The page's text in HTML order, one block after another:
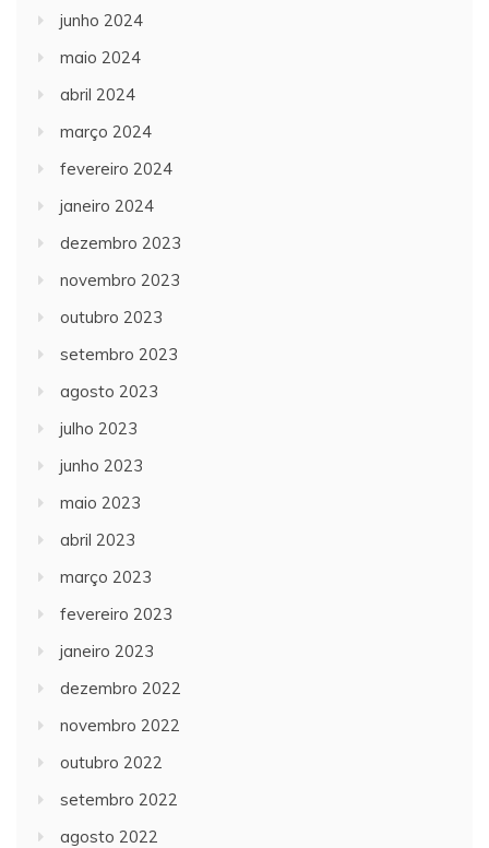
junho 2024
maio 2024
abril 2024
março 2024
fevereiro 2024
janeiro 2024
dezembro 2023
novembro 2023
outubro 2023
setembro 2023
agosto 2023
julho 2023
junho 2023
maio 2023
abril 2023
março 2023
fevereiro 2023
janeiro 2023
dezembro 2022
novembro 2022
outubro 2022
setembro 2022
agosto 2022